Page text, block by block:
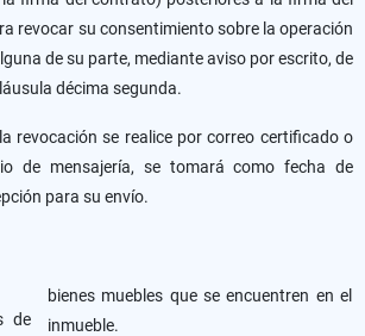
revocar su consentimiento sobre la operación
de su parte, mediante aviso por escrito, de
décima segunda.
revocación se realice por correo certificado o
de mensajería, se tomará como fecha de
para su envío.
de
bienes muebles que se encuentren en el
inmueble.